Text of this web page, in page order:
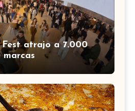
Fest atrajo a 7.000
marcas